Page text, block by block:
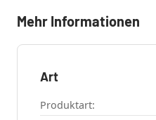
Mehr Informationen
Art
Produktart: